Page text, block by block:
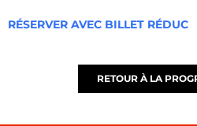
RÉSERVER AVEC BILLET RÉDUC
RETOUR À LA